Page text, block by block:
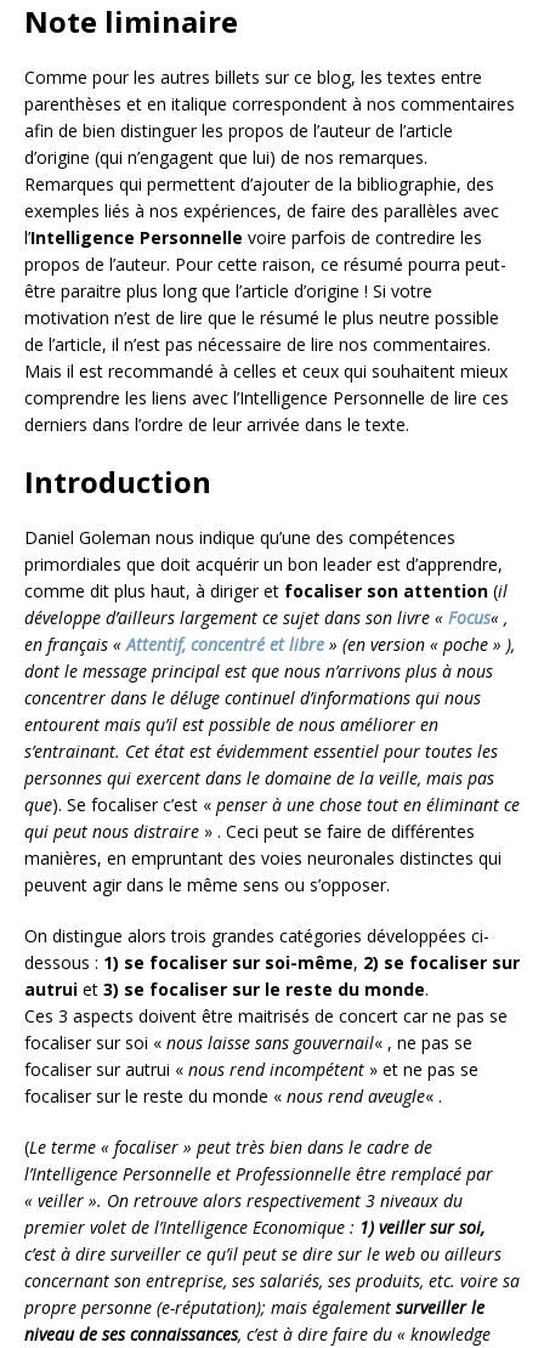
Note liminaire
Comme pour les autres billets sur ce blog, les textes entre
parenthèses et en italique correspondent à nos commentaires
afin de bien distinguer les propos de l’auteur de l’article
d’origine (qui n’engagent que lui) de nos remarques.
Remarques qui permettent d’ajouter de la bibliographie, des
exemples liés à nos expériences, de faire des parallèles avec
l’Intelligence Personnelle voire parfois de contredire les
propos de l’auteur. Pour cette raison, ce résumé pourra peut-
être paraitre plus long que l’article d’origine ! Si votre
motivation n’est de lire que le résumé le plus neutre possible
de l’article, il n’est pas nécessaire de lire nos commentaires.
Mais il est recommandé à celles et ceux qui souhaitent mieux
comprendre les liens avec l’Intelligence Personnelle de lire ces
derniers dans l’ordre de leur arrivée dans le texte.
Introduction
Daniel Goleman nous indique qu’une des compétences
primordiales que doit acquérir un bon leader est d’apprendre,
comme dit plus haut, à diriger et focaliser son attention (il
développe d’ailleurs largement ce sujet dans son livre « Focus« ,
en français «Attentif, concentré et libre » (en version « poche » ),
dont le message principal est que nous n’arrivons plus à nous
concentrer dans le déluge continuel d’informations qui nous
entourent mais qu’il est possible de nous améliorer en
s’entrainant. Cet état est évidemment essentiel pour toutes les
personnes qui exercent dans le domaine de la veille, mais pas
que). Se focaliser c’est « penser à une chose tout en éliminant ce
qui peut nous distraire » . Ceci peut se faire de différentes
manières, en empruntant des voies neuronales distinctes qui
peuvent agir dans le même sens ou s’opposer.
On distingue alors trois grandes catégories développées ci-
dessous : 1) se focaliser sur soi-même, 2) se focaliser sur
autrui et 3) se focaliser sur le reste du monde.
Ces 3 aspects doivent être maitrisés de concert car ne pas se
focaliser sur soi « nous laisse sans gouvernail« , ne pas se
focaliser sur autrui « nous rend incompétent » et ne pas se
focaliser sur le reste du monde « nous rend aveugle« .
(Le terme « focaliser » peut très bien dans le cadre de
l’Intelligence Personnelle et Professionnelle être remplacé par
« veiller ». On retrouve alors respectivement 3 niveaux du
premier volet de l’Intelligence Economique : 1) veiller sur soi,
c’est à dire surveiller ce qu’il peut se dire sur le web ou ailleurs
concernant son entreprise, ses salariés, ses produits, etc. voire sa
propre personne (e-réputation); mais également surveiller le
niveau de ses connaissances, c’est à dire faire du « knowledge